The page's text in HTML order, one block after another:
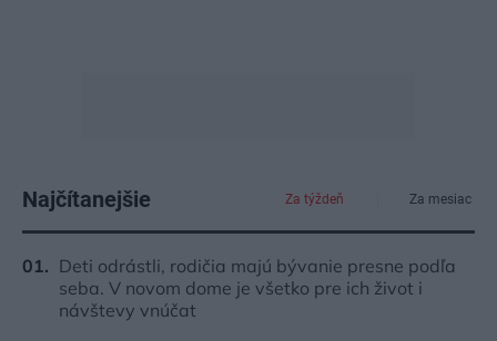
Najčítanejšie Za týždeň Za mesiac
Deti odrástli, rodičia majú bývanie presne podľa
seba. V novom dome je všetko pre ich život i
návštevy vnúčat